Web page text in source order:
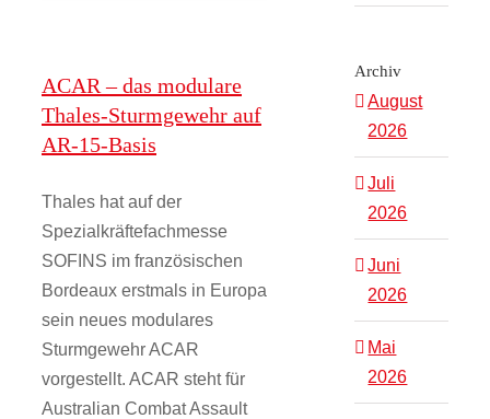
ACAR – das modulare
Thales-Sturmgewehr auf
AR-15-Basis
Thales hat auf der
Spezialkräftefachmesse
SOFINS im französischen
Bordeaux erstmals in Europa
sein neues modulares
Sturmgewehr ACAR
vorgestellt. ACAR steht für
Australian Combat Assault
Archiv
August
2026
Juli
2026
Juni
2026
Mai
2026